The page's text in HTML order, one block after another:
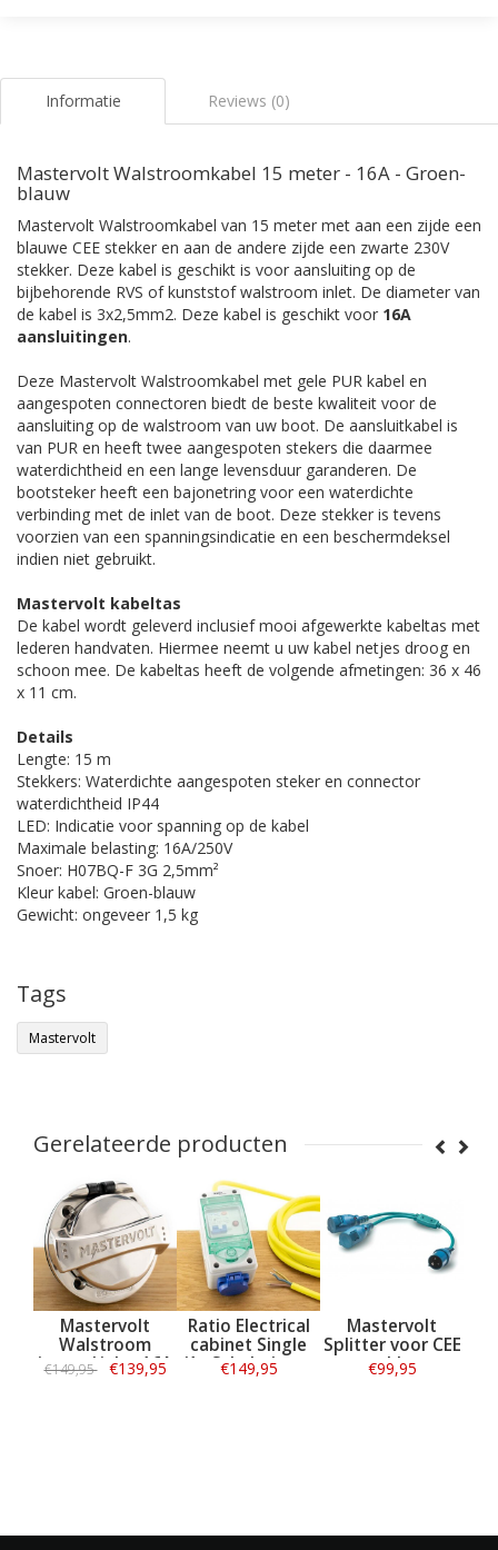
Informatie Reviews (0)
Mastervolt Walstroomkabel 15 meter - 16A - Groen-
blauw
Mastervolt Walstroomkabel van 15 meter met aan een zijde een
blauwe CEE stekker en aan de andere zijde een zwarte 230V
stekker. Deze kabel is geschikt is voor aansluiting op de
bijbehorende RVS of kunststof walstroom inlet. De diameter van
de kabel is 3x2,5mm2. Deze kabel is geschikt voor 16A
aansluitingen.
Deze Mastervolt Walstroomkabel met gele PUR kabel en
aangespoten connectoren biedt de beste kwaliteit voor de
aansluiting op de walstroom van uw boot. De aansluitkabel is
van PUR en heeft twee aangespoten stekers die daarmee
waterdichtheid en een lange levensduur garanderen. De
bootsteker heeft een bajonetring voor een waterdichte
verbinding met de inlet van de boot. Deze stekker is tevens
voorzien van een spanningsindicatie en een beschermdeksel
indien niet gebruikt.
Mastervolt kabeltas
De kabel wordt geleverd inclusief mooi afgewerkte kabeltas met
lederen handvaten. Hiermee neemt u uw kabel netjes droog en
schoon mee. De kabeltas heeft de volgende afmetingen: 36 x 46
x 11 cm.
Details
Lengte: 15 m
Stekkers: Waterdichte aangespoten steker en connector
waterdichtheid IP44
LED: Indicatie voor spanning op de kabel
Maximale belasting: 16A/250V
Snoer: H07BQ-F 3G 2,5mm²
Kleur kabel: Groen-blauw
Gewicht: ongeveer 1,5 kg
Tags
Mastervolt
Gerelateerde producten
Walstroom
inlet 16A
met snoer
€94,95
Mastervolt
Walstroom
invoer/ inlet 16A
€149,95 €139,95
Ratio Electrical
cabinet Single
(1x Schuko) met
Splitter